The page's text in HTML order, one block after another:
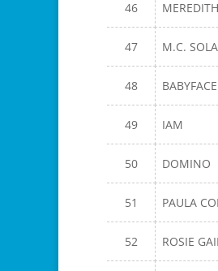
46
47 M.C.
48
49 IAM
50 DOMINO
51 PAULA
52 ROSIE